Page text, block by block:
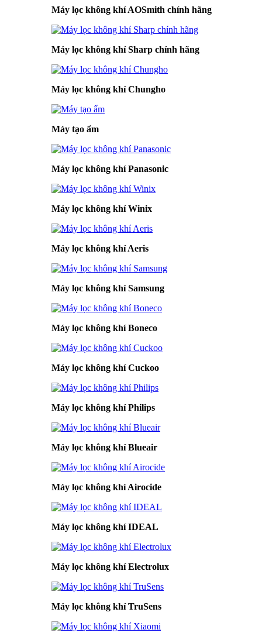
Máy lọc không khí AOSmith chính hãng
Máy lọc không khí Sharp chính hãng
Máy lọc không khí Chungho
Máy tạo ẩm
Máy lọc không khí Panasonic
Máy lọc không khí Winix
Máy lọc không khí Aeris
Máy lọc không khí Samsung
Máy lọc không khí Boneco
Máy lọc không khí Cuckoo
Máy lọc không khí Philips
Máy lọc không khí Blueair
Máy lọc không khí Airocide
Máy lọc không khí IDEAL
Máy lọc không khí Electrolux
Máy lọc không khí TruSens